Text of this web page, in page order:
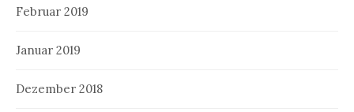
Februar 2019
Januar 2019
Dezember 2018